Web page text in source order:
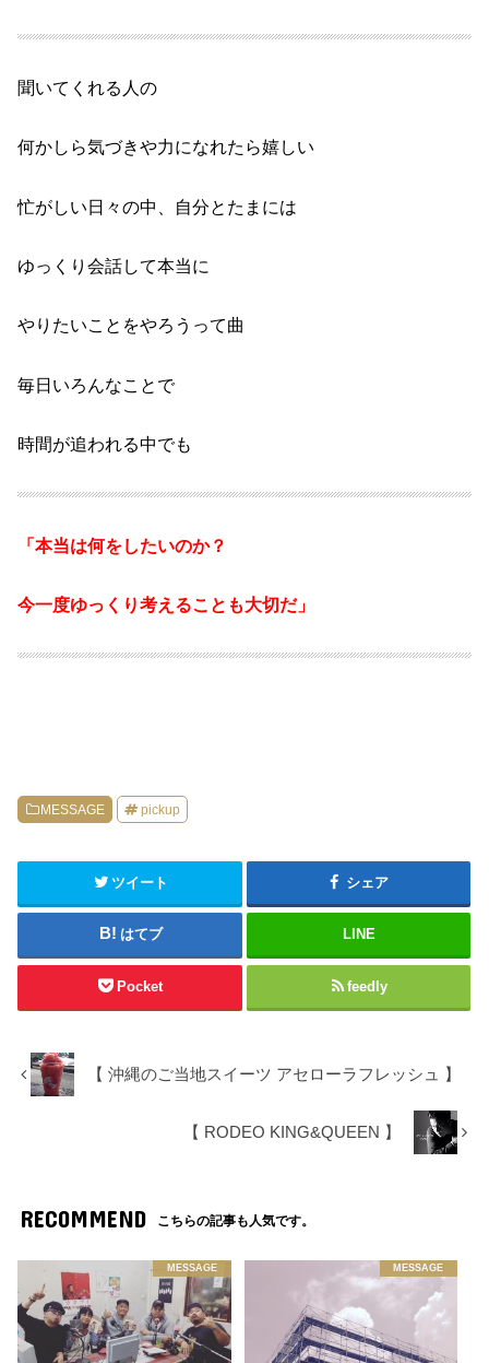
聞いてくれる人の
何かしら気づきや力になれたら嬉しい
忙がしい日々の中、 自分とたまには
ゆっくり会話して本当に
やりたいことをやろうって曲
毎日いろんなことで
時間が追われる中でも
「本当は何をしたいのか？
今一度ゆっくり考えることも大切だ」
MESSAGE pickup
ツイート シェア
はてブ LINE
Pocket feedly
【 沖縄のご当地スイーツ アセローラフレッシュ 】
【 RODEO KING&QUEEN 】
RECOMMEND こちらの記事も人気です。
MESSAGE MESSAGE